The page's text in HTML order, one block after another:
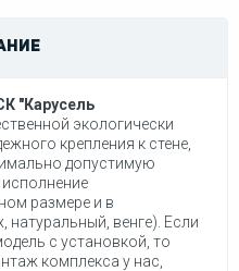
"Карусель
экологически
крепления к стене,
допустимую
размере и в
натуральный, венге). Если
с установкой, то
комплекса у нас,